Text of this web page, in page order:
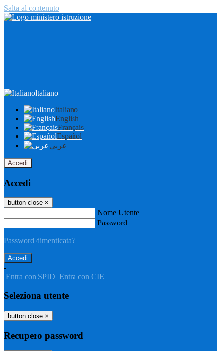
Salta al contenuto
Italiano
Italiano
English
Français
Español
عربى
Accedi
Accedi
button close ×
Nome Utente
Password
Password dimenticata?
-
Entra con SPID Entra con CIE
Seleziona utente
button close ×
Recupero password